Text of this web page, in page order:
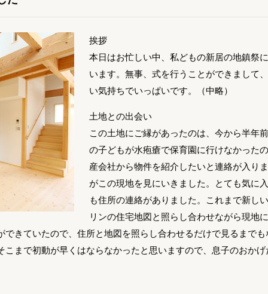
挨拶
本日はお忙しい中、私どもの新居の地鎮祭
います。無事、式を行うことができまして
い気持ちでいっぱいです。（中略）
土地との出会い
この土地にご縁があったのは、今から半年
の子どもが水疱瘡で保育園に行けなかった
産会社から物件を紹介したいと連絡が入り
がこの現地を見にいきました。とても気に
も住所の連絡がありました。これまで新し
リンの住宅地図と照らし合わせながら現地
きていたので、住所と地図を照らし合わせるだけで見るまで
まで初動が早くはならなかったと思いますので、息子のおか